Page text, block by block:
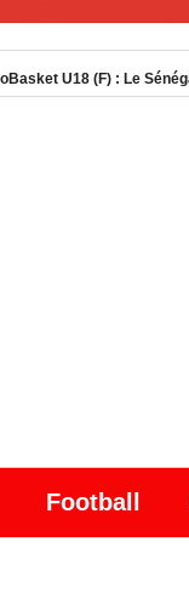
Los Angeles 2028 :
Football